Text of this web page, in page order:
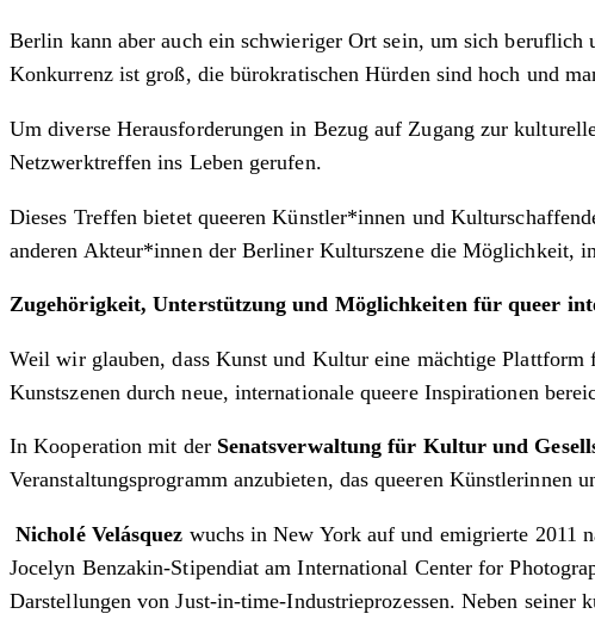
Berlin kann aber auch ein schwieriger Ort sein, um sich
Konkurrenz ist groß, die bürokratischen Hürden sind hoch und
Um diverse Herausforderungen in Bezug auf Zugang zur
Netzwerktreffen ins Leben gerufen.
Dieses Treffen bietet queeren Künstler*innen und
anderen Akteur*innen der Berliner Kulturszene die Möglichkeit,
Zugehörigkeit, Unterstützung und Möglichkeiten für queer
Weil wir glauben, dass Kunst und Kultur eine mächtige Plattform
Kunstszenen durch neue, internationale queere Inspirationen
In Kooperation mit der Senatsverwaltung für Kultur und
Veranstaltungsprogramm anzubieten, das queeren
Nicholé Velásquez wuchs in New York auf und emigrierte 2011
Jocelyn Benzakin-Stipendiat am International Center for
Darstellungen von Just-in-time-Industrieprozessen. Neben